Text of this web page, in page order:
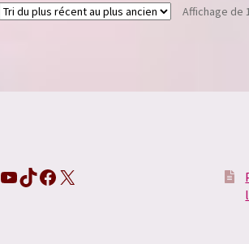
Affichage de
YouTube
TikTok
Facebook
X